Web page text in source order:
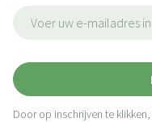
Door op inschrijven te